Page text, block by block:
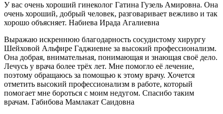
У вас очень хороший гинеколог Гатина Гузель Амировна. Она
очень хороший, добрый человек, разговаривает вежливо и так
хорошо объясняет. Набиева Ирада Агалиевна
Выражаю искреннюю благодарность сосудистому хирургу
Шейховой Альфире Гаджиевне за высокий профессионализм.
Она добрая, внимательная, понимающая и знающая своё дело.
Лечусь у врача более трёх лет. Мне помогло её лечение,
поэтому обращаюсь за помощью к этому врачу. Хочется
отметить высокий профессионализм в работе, который
помогает мне бороться с моим недугом. Спасибо таким
врачам. Габибова Мамлакат Саидовна